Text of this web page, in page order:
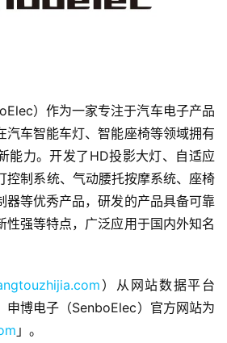
）作为一家专注于汽车电子产品
汽车智能车灯、智能座椅等领域拥有
能力。开发了HD投影大灯、自适应
控制系统、气动腰托按摩系统、座椅
器等优秀产品，研发的产品具备可靠
性强等特点，广泛应用于国内外知名
）从网站数据平台
申博电子（SenboElec）官方网站为
」。